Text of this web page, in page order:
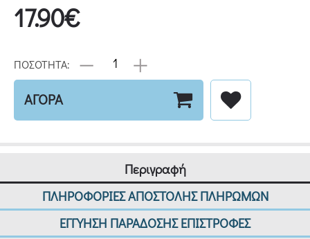
17.90€
ΠΟΣΟΤΗΤΑ:
ΑΓΟΡΑ
Περιγραφή
ΠΛΗΡΟΦΟΡΙΕΣ ΑΠΟΣΤΟΛΗΣ ΠΛΗΡΩΜΩΝ
ΕΓΓΥΗΣΗ ΠΑΡΑΔΟΣΗΣ ΕΠΙΣΤΡΟΦΕΣ